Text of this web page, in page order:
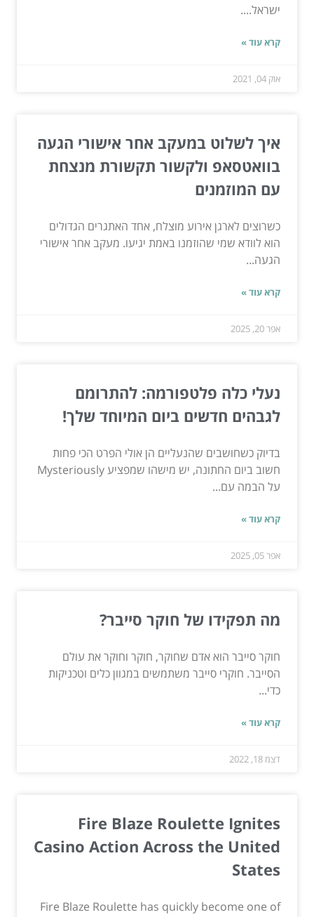
ישראל....
קרא עוד »
אוק 04, 2021
איך לשלוט במעקב אחר אישורי הגעה
בוואטסאפ ולקשור תקשורת מנצחת
עם המוזמנים
כשרוצים לארגן אירוע מוצלח, אחד האתגרים הגדולים
הוא לוודא שמי שהוזמנו באמת יגיעו. מעקב אחר אישורי
הגעה...
קרא עוד »
אפר 20, 2025
נעלי כלה פלטפורמה: להתרומם
לגבהים חדשים ביום המיוחד שלך!
בדיוק כשחושבים שהנעליים הן אולי הפרט הכי פחות
חשוב ביום החתונה, יש מישהו שמפציע Mysteriously
על הבמה עם...
קרא עוד »
אפר 05, 2025
מה תפקידו של חוקר סייבר?
חוקר סייבר הוא אדם שחוקר, חוקר וחוקר את עולם
הסייבר. חוקרי סייבר משתמשים במגוון כלים וטכניקות
כדי...
קרא עוד »
דצמ 18, 2022
Fire Blaze Roulette Ignites
Casino Action Across the United
States
Fire Blaze Roulette has quickly become one of